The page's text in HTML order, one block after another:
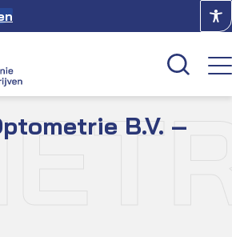
B.V. –